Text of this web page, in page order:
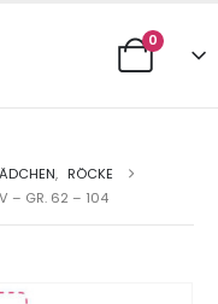
0
, RÖCKE
– GR. 62 – 104